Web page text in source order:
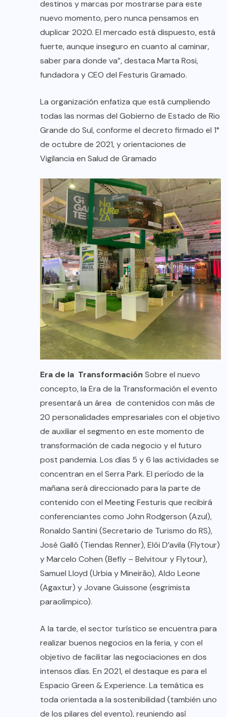
destinos y marcas por mostrarse para este
nuevo momento, pero nunca pensamos en
duplicar 2020. El mercado está dispuesto, está
fuerte, aunque inseguro en cuanto al caminar,
saber para donde va”, destaca Marta Rosi,
fundadora y CEO del Festuris Gramado.
La organización enfatiza que está cumpliendo
todas las normas del Gobierno de Estado de Rio
Grande do Sul, conforme el decreto firmado el 1°
de octubre de 2021, y orientaciones de
Vigilancia en Salud de Gramado
Era de la Transformación Sobre el nuevo
concepto, la Era de la Transformación el evento
presentará un área de contenidos con más de
20 personalidades empresariales con el objetivo
de auxiliar el segmento en este momento de
transformación de cada negocio y el futuro
post pandemia. Los días 5 y 6 las actividades se
concentran en el Serra Park. El período de la
mañana será direccionado para la parte de
contenido con el Meeting Festuris que recibirá
conferenciantes como John Rodgerson (Azul),
Ronaldo Santini (Secretario de Turismo do RS),
José Galló (Tiendas Renner), Elói D’avila (Flytour)
y Marcelo Cohen (Befly – Belvitour y Flytour),
Samuel Lloyd (Urbia y Mineirão), Aldo Leone
(Agaxtur) y Jovane Guissone (esgrimista
paraolímpico).
A la tarde, el sector turístico se encuentra para
realizar buenos negocios en la feria, y con el
objetivo de facilitar las negociaciones en dos
intensos días. En 2021, el destaque es para el
Espacio Green & Experience. La temática es
toda orientada a la sostenibilidad (también uno
de los pilares del evento), reuniendo así